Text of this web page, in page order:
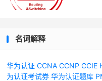
名词解释
华为认证 CCNA CCNP CCIE
为认证考试券 华为认证题库